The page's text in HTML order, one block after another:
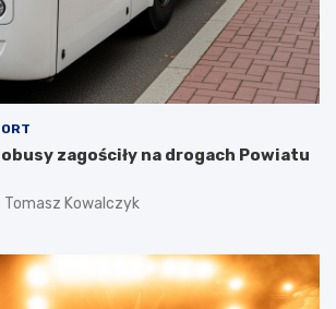
zagościły na drogach Powiatu
Tomasz Kowalczyk